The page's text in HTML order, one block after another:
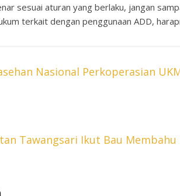
sesuai aturan yang berlaku, jangan
terkait dengan penggunaan ADD,
Nasional Perkoperasian
Tawangsari Ikut Bau Membahu